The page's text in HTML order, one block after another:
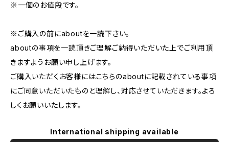
※一個のお値段です。
※ご購入の前にaboutを一読下さい。
aboutの事項を一読頂きご理解ご納得いただいた上でご利用頂
きますようお願い申し上げます。
ご購入いただくお客様にはこちらのaboutに記載されている事項
にご同意いただいたものと理解し、対応させていただきます。よろ
しくお願いいたします。
International shipping available